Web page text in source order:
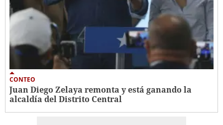
CONTEO
Juan Diego Zelaya remonta y está ganando la
alcaldía del Distrito Central